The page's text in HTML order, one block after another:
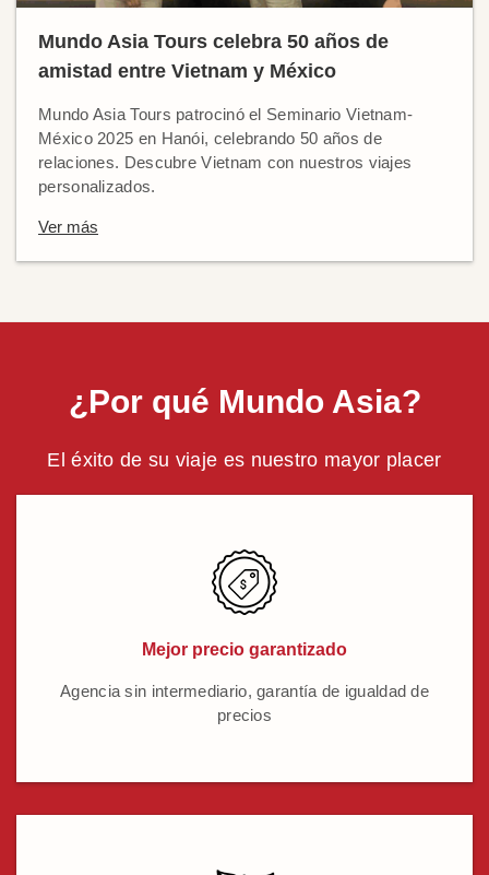
Mundo Asia Tours celebra 50 años de
amistad entre Vietnam y México
Mundo Asia Tours patrocinó el Seminario Vietnam-
México 2025 en Hanói, celebrando 50 años de
relaciones. Descubre Vietnam con nuestros viajes
personalizados.
Ver más
¿Por qué Mundo Asia?
El éxito de su viaje es nuestro mayor placer
Mejor precio garantizado
Agencia sin intermediario, garantía de igualdad de
precios